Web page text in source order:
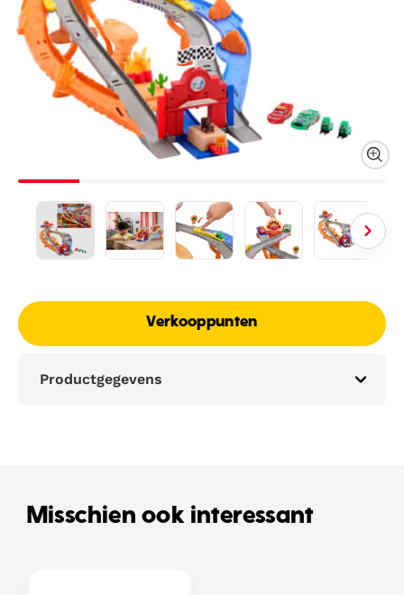
Verkooppunten
Productgegevens
Misschien ook interessant